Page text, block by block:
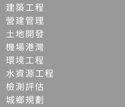
建築工程
營建管理
土地開發
機場港灣
環境工程
水資源工程
檢測評估
城鄉規劃